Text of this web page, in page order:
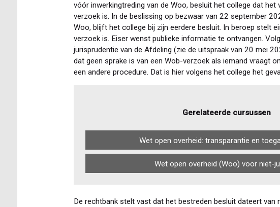
vóór inwerkingtreding van de Woo, besluit het college dat het
verzoek is. In de beslissing op bezwaar van 22 september
Woo, blijft het college bij zijn eerdere besluit. In beroep stelt
verzoek is. Eiser wenst publieke informatie te ontvangen.
jurisprudentie van de Afdeling (zie de uitspraak van 20 mei
dat geen sprake is van een Wob-verzoek als iemand vraagt
een andere procedure. Dat is hier volgens het college het
Gerelateerde cursussen
Wet open overheid: transparantie en
Wet open overheid (Woo) voor niet-
De rechtbank stelt vast dat het bestreden besluit dateert van